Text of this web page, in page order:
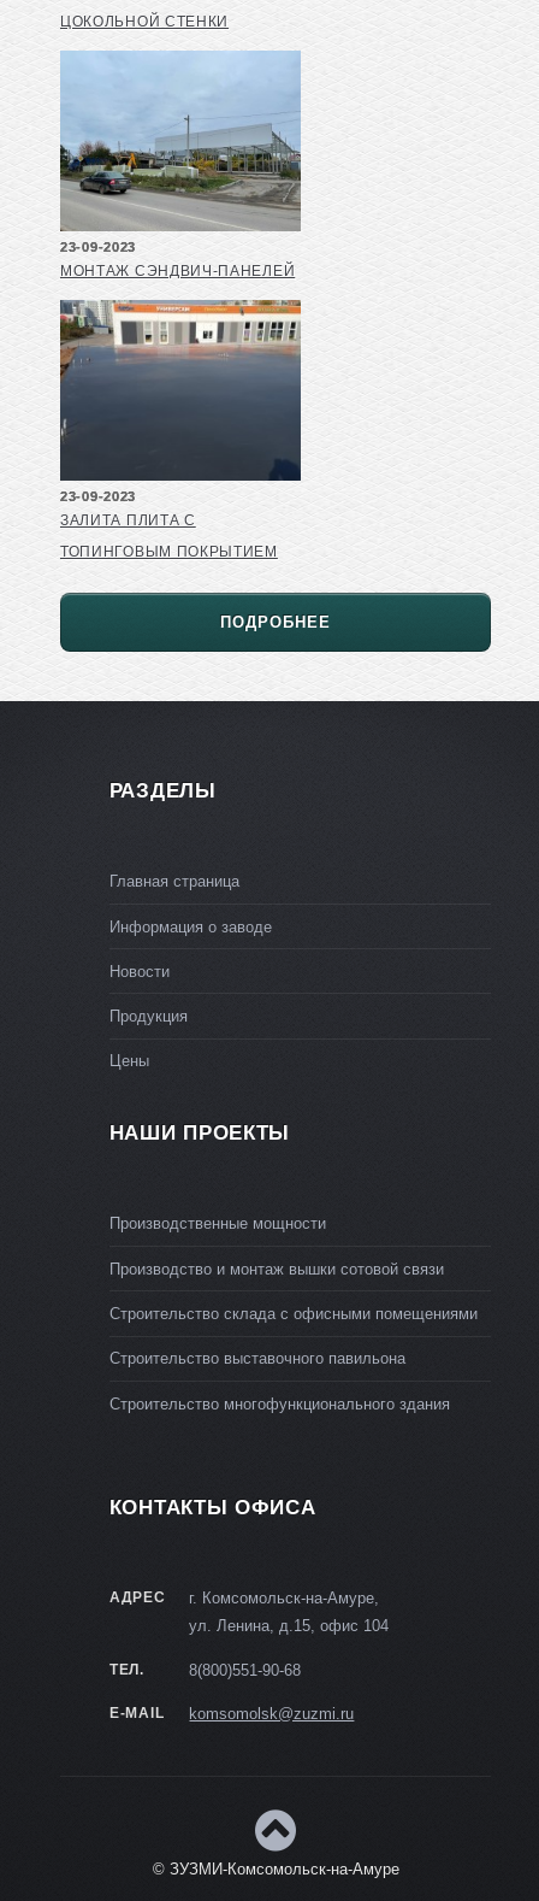
ЦОКОЛЬНОЙ СТЕНКИ
23-09-2023
МОНТАЖ СЭНДВИЧ-ПАНЕЛЕЙ
23-09-2023
ЗАЛИТА ПЛИТА С
ТОПИНГОВЫМ ПОКРЫТИЕМ
ПОДРОБНЕЕ
РАЗДЕЛЫ
Главная страница
Информация о заводе
Новости
Продукция
Цены
НАШИ ПРОЕКТЫ
Производственные мощности
Производство и монтаж вышки сотовой связи
Строительство склада с офисными помещениями
Строительство выставочного павильона
Строительство многофункционального здания
КОНТАКТЫ ОФИСА
АДРЕС
г. Комсомольск-на-Амуре,
ул. Ленина, д.15, офис 104
ТЕЛ. 8(800)551-90-68
E-MAIL komsomolsk@zuzmi.ru
© ЗУЗМИ-Комсомольск-на-Амуре